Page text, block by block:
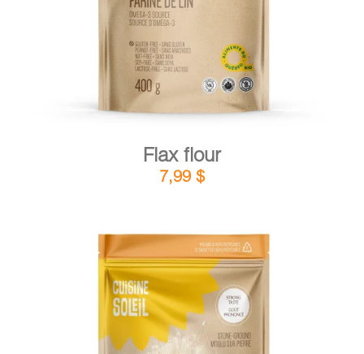
Flax flour
7,99 $